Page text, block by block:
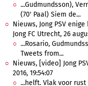
...Gudmundsson),
(70' Paal) Siem de...
Nieuws, Jong PSV
Jong FC Utrecht, 26
...Rosario,
Tweets from...
Nieuws, [video] Jong
2016, 19:54:07
...helft. Vlak voor rust